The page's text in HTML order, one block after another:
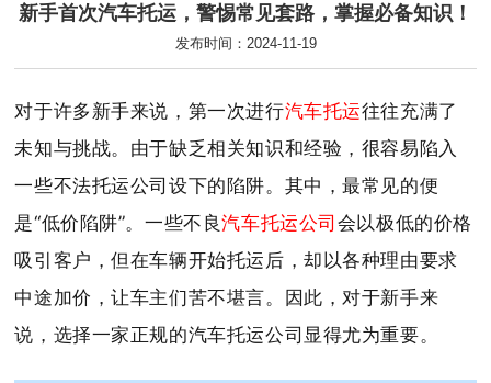
新手首次汽车托运，警惕常见套路，掌握必备知识！
发布时间：2024-11-19
对于许多新手来说，第一次进行汽车托运往往充满了
未知与挑战。由于缺乏相关知识和经验，很容易陷入
一些不法托运公司设下的陷阱。其中，最常见的便
是“低价陷阱”。一些不良汽车托运公司 会以极低的价格
吸引客户，但在车辆开始托运后，却以各种理由要求
中途加价，让车主们苦不堪言。因此，对于新手来
说，选择一家正规的汽车托运公司显得尤为重要。